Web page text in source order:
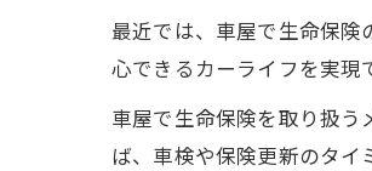
最近では、車屋で生命保
心できるカーライフを実現
車屋で生命保険を取り扱
ば、車検や保険更新のタイ